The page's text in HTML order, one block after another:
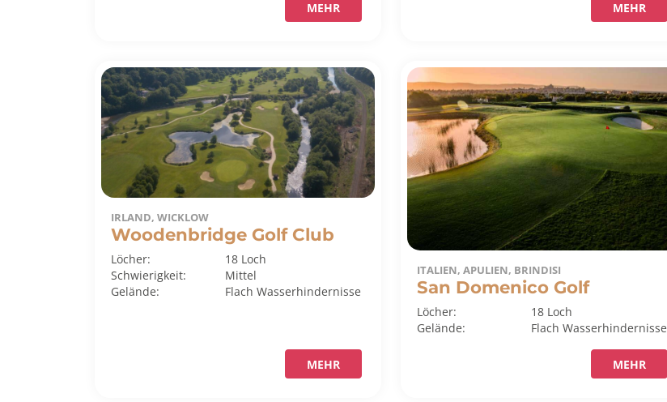
MEHR MEHR
IRLAND, WICKLOW
Woodenbridge Golf Club
Löcher:
18 Loch
Schwierigkeit:
Mittel
Gelände:
FlachWasserhindernisse
MEHR
ITALIEN, APULIEN, BRINDISI
San Domenico Golf
Löcher:
18 Loch
Gelände:
FlachWasserhindernisse
MEHR